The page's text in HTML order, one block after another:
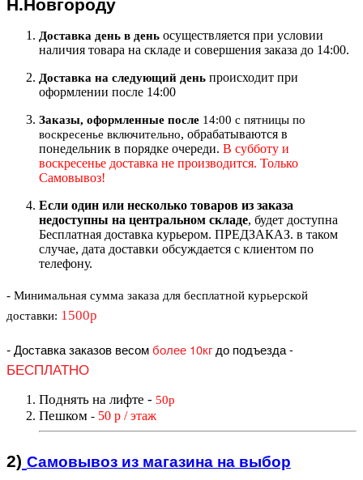
Н.Новгороду
Доставка день в день осуществляется при условии
наличия товара на складе и совершения заказа до 14:00.
Доставка на следующий день происходит при
оформлении после 14:00
Заказы, оформленные после 14:00 с пятницы по
воскресенье включительно, обрабатываются в
понедельник в порядке очереди. В субботу и
воскресенье доставка не производится. Только
Самовывоз!
Если один или несколько товаров из заказа
недоступны на центральном складе, будет доступна
Бесплатная доставка курьером. ПРЕДЗАКАЗ. в таком
случае, дата доставки обсуждается с клиентом по
телефону.
- Минимальная сумма заказа для бесплатной курьерской
доставки: 1500р
-Доставка заказов весомболее 10кгдо подъезда-
БЕСПЛАТНО
Поднять на лифте - 50р
Пешком - 50 р / этаж
2) Самовывоз из магазина на выбор